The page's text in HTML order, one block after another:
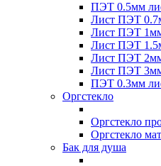
ПЭТ 0.5мм
Лист ПЭТ
Лист ПЭТ
Лист ПЭТ
Лист ПЭТ
Лист ПЭТ
ПЭТ 0.3мм
Оргстекло
Оргстекло
Оргстекло
Бак для душа